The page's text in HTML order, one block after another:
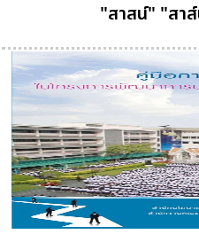
"สาสน์" "สา